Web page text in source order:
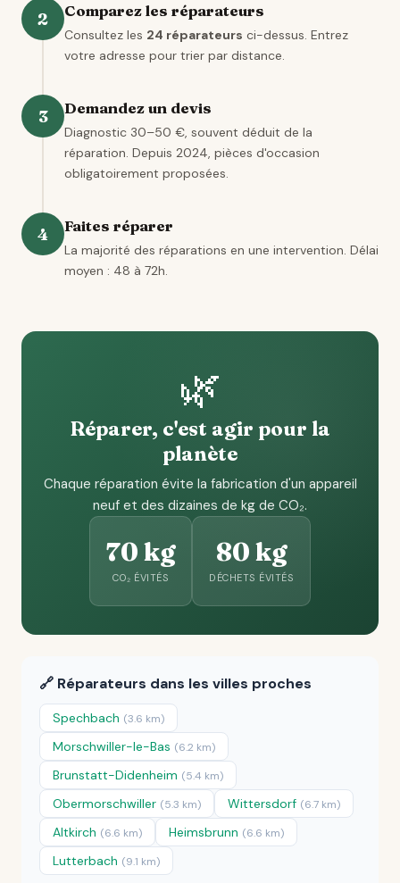
2 Comparez les réparateurs
Consultez les 24 réparateurs ci-dessus. Entrez
votre adresse pour trier par distance.
3 Demandez un devis
Diagnostic 30–50 €, souvent déduit de la
réparation. Depuis 2024, pièces d'occasion
obligatoirement proposées.
4 Faites réparer
La majorité des réparations en une intervention. Délai
moyen : 48 à 72h.
🌿
Réparer, c'est agir pour la
planète
Chaque réparation évite la fabrication d'un appareil
neuf et des dizaines de kg de CO₂.
70 kg
CO₂ ÉVITÉS
80 kg
DÉCHETS ÉVITÉS
🔗 Réparateurs dans les villes proches
Spechbach (3.6 km)
Morschwiller-le-Bas (6.2 km)
Brunstatt-Didenheim (5.4 km)
Obermorschwiller (5.3 km) Wittersdorf (6.7 km)
Altkirch (6.6 km) Heimsbrunn (6.6 km)
Lutterbach (9.1 km)